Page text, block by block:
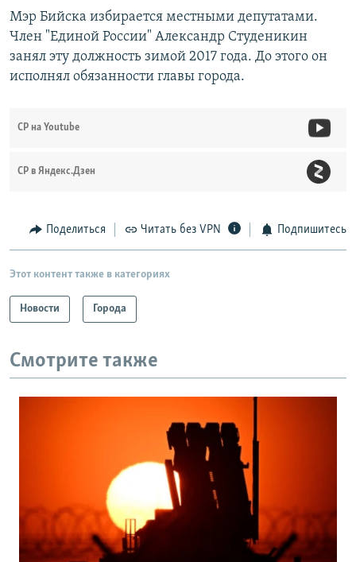
Мэр Бийска избирается местными депутатами.
Член "Единой России" Александр Студеникин
занял эту должность зимой 2017 года. До этого он
исполнял обязанности главы города.
СР на Youtube
СР в Яндекс.Дзен
Поделиться Читать без VPN Подпишитесь
Этот контент также в категориях
Новости Города
Смотрите также